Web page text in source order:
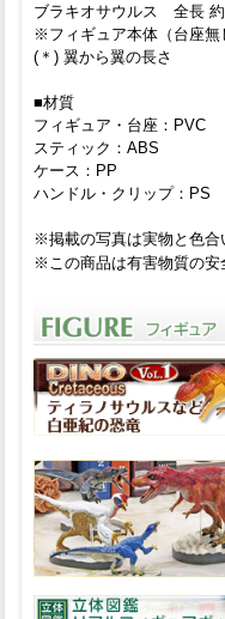
ブラキオサウルス 全長
※フィギュア本体（台座無
(＊) 翼から翼の長さ
■材質
フィギュア・台座：PVC
スティック：ABS
ケース：PP
ハンドル・クリップ：PS
※掲載の写真は実物と色合
※この商品は有害物質の安